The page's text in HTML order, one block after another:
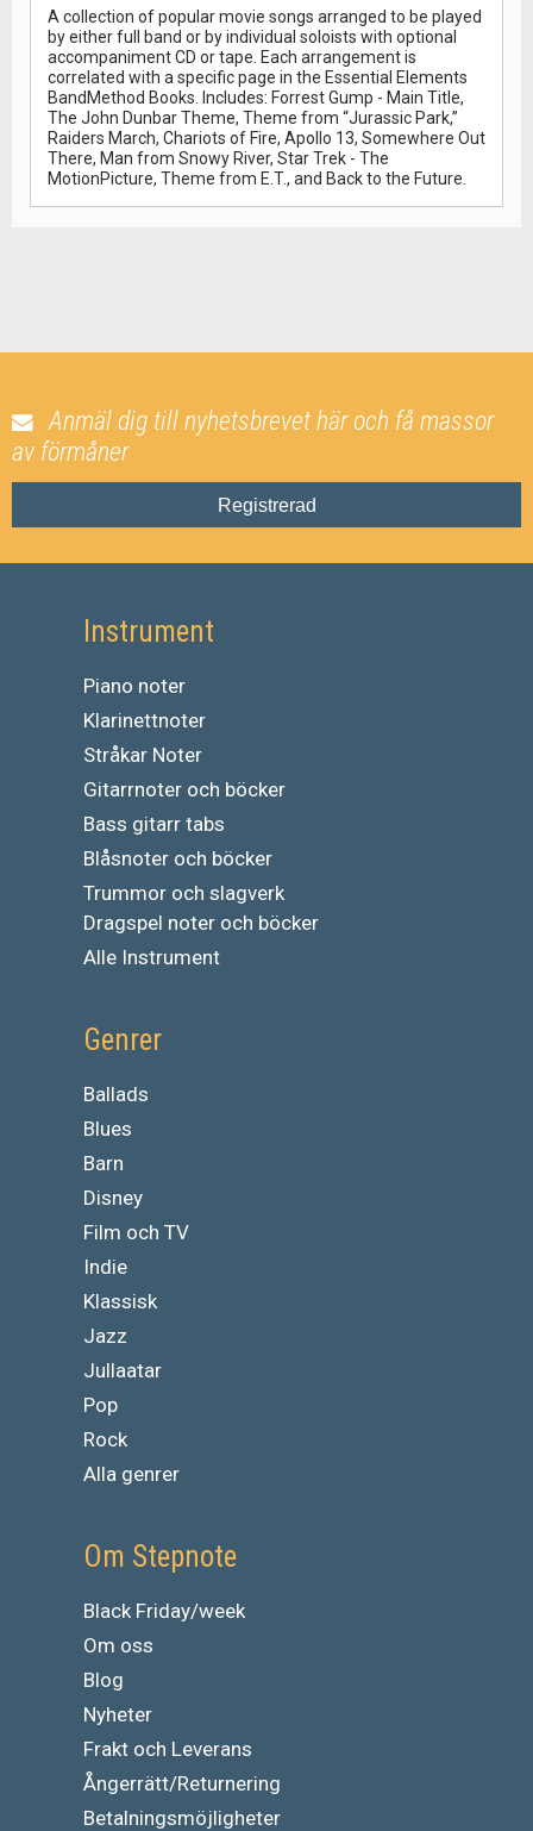
A collection of popular movie songs arranged to be played
by either full band or by individual soloists with optional
accompaniment CD or tape. Each arrangement is
correlated with a specific page in the Essential Elements
BandMethod Books. Includes: Forrest Gump - Main Title,
The John Dunbar Theme, Theme from “Jurassic Park,”
Raiders March, Chariots of Fire, Apollo 13, Somewhere Out
There, Man from Snowy River, Star Trek - The
MotionPicture, Theme from E.T., and Back to the Future.
Anmäl dig till nyhetsbrevet här och få massor
av förmåner
Registrerad
Instrument
Piano noter
Klarinettnoter
Stråkar Noter
Gitarrnoter och böcker
Bass gitarr tabs
Blåsnoter och böcker
Trummor och slagverk
Dragspel noter och böcker
Alle Instrument
Genrer
Ballads
Blues
Barn
Disney
Film och TV
Indie
Klassisk
Jazz
Jullaatar
Pop
Rock
Alla genrer
Om Stepnote
Black Friday/week
Om oss
Blog
Nyheter
Frakt och Leverans
Ångerrätt/Returnering
Betalningsmöjligheter